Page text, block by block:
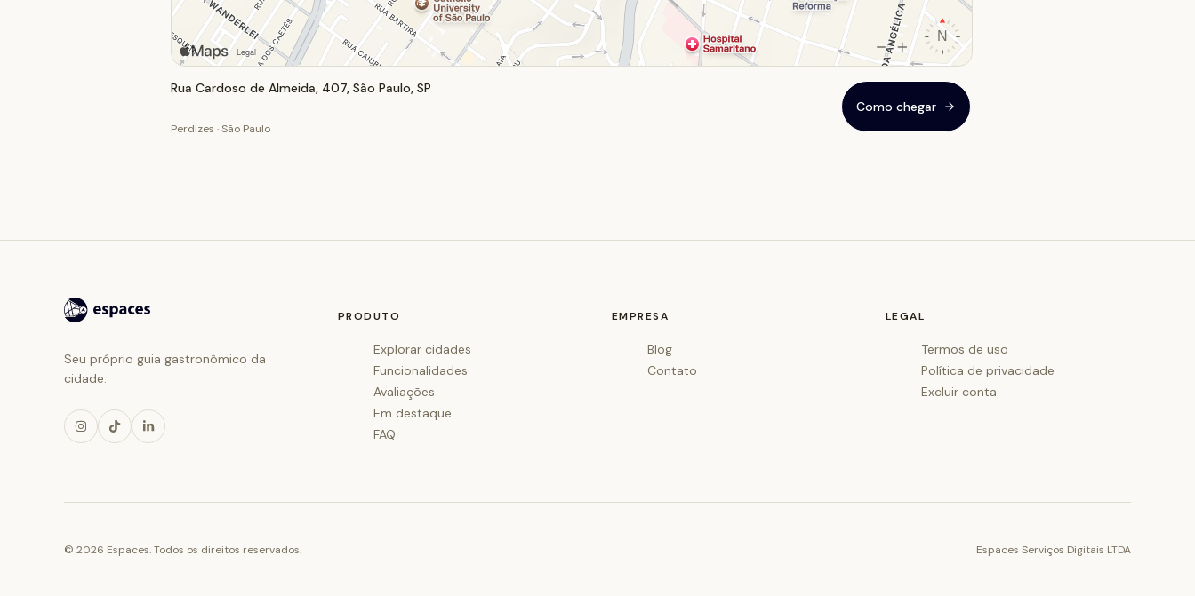
Rua Cardoso de Almeida, 407, São Paulo, SP
Perdizes · São Paulo
Como chegar
Seu próprio guia gastronômico da
cidade.
PRODUTO
Explorar cidades
Funcionalidades
Avaliações
Em destaque
FAQ
EMPRESA
Blog
Contato
LEGAL
Termos de uso
Política de privacidade
Excluir conta
© 2026 Espaces. Todos os direitos reservados. Espaces Serviços Digitais LTDA